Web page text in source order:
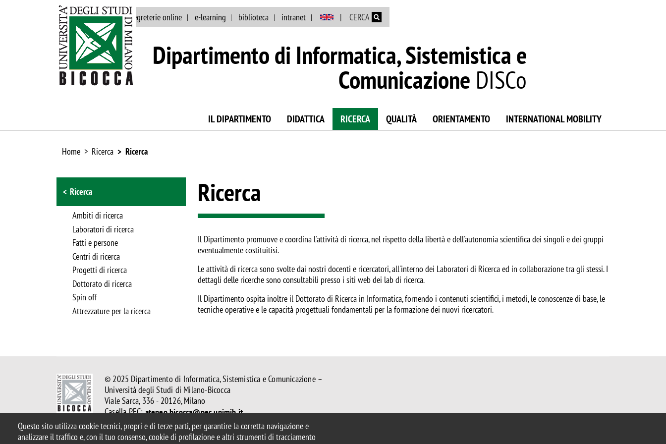
Salta al contenuto principale
Questo sito utilizza cookie tecnici, propri e di terze parti, per garantire la corretta navigazione e
analizzare il traffico e, con il tuo consenso, cookie di profilazione e altri strumenti di tracciamento
ateneo rubrica segreterie online e-learning biblioteca intranet CERCA
Dipartimento di Informatica, Sistemistica e
Comunicazione DISCo
IL DIPARTIMENTO DIDATTICA RICERCA QUALITÀ ORIENTAMENTO INTERNATIONAL MOBILITY
Home Ricerca Ricerca
Browse the section
Ricerca
Ambiti di ricerca
Laboratori di ricerca
Fatti e persone
Centri di ricerca
Progetti di ricerca
Dottorato di ricerca
Spin off
Attrezzature per la ricerca
Ricerca
Il Dipartimento promuove e coordina l'attività di ricerca, nel rispetto della libertà e dell'autonomia scientifica dei singoli e dei gruppi
eventualmente costituitisi.
Le attività di ricerca sono svolte dai nostri docenti e ricercatori, all'interno dei Laboratori di Ricerca ed in collaborazione tra gli stessi. I
dettagli delle ricerche sono consultabili presso i siti web dei lab di ricerca.
Il Dipartimento ospita inoltre il Dottorato di Ricerca in Informatica, fornendo i contenuti scientifici, i metodi, le conoscenze di base, le
tecniche operative e le capacità progettuali fondamentali per la formazione dei nuovi ricercatori.
© 2025 Dipartimento di Informatica, Sistemistica e Comunicazione –
Università degli Studi di Milano-Bicocca
Viale Sarca, 336 - 20126, Milano
Casella PEC:ateneo.bicocca@pec.unimib.it
Email Redazione Web:redazioneweb.disco@unimib.it